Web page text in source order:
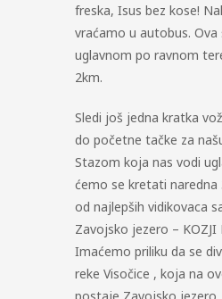
freska, Isus bez kose!
vraćamo u autobus.
uglavnom po ravnom
2km.
Sledi još jedna kratka
do početne tačke za
Stazom koja nas vodi
ćemo se kretati naredna
od najlepših vidikovaca
Zavojsko jezero – KOZJI
Imaćemo priliku da se
reke Visočice , koja na
postaje Zavojsko jezero.